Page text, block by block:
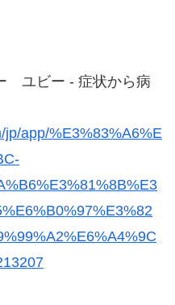
ユビー - 症状から病
jp/app/%E3%83%A6%E